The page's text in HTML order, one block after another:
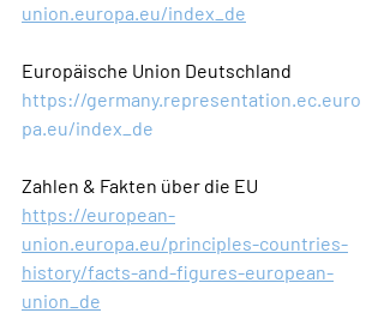
union.europa.eu/index_de
Europäische Union Deutschland
https://germany.representation.ec.euro
pa.eu/index_de
Zahlen & Fakten über die EU
https://european-
union.europa.eu/principles-countries-
history/facts-and-figures-european-
union_de